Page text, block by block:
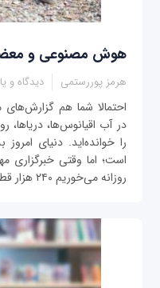
هوش مصنوعی و
هرمز پوررستمی دیدگاه و
احتمالا شما هم
در آب اقیانوس‌ها،
را خوانده‌اید. دنیای
است؛ اما وقتی خبرگزاری
روزانه می‌خوریم ۲۴۰ هزار قطعه ریزپلاستیک...